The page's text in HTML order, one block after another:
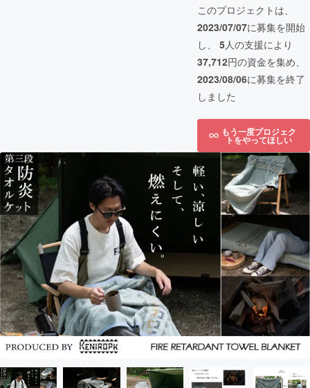
このプロジェクトは、
2023/07/07に募集を開始
し、 5人の支援により
37,712円の資金を集め、
2023/08/06に募集を終了
しました
もう一度プロジェク
トをやってほしい